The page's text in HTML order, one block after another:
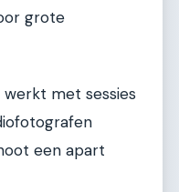
grote
met sessies
een apart